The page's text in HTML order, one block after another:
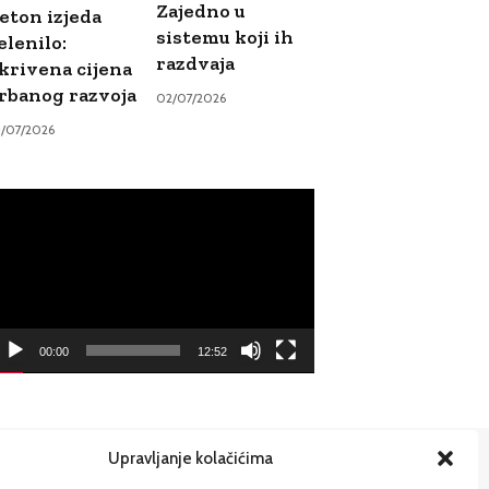
Upravljanje kolačićima
izjeda
cijena
razvoja
07/2026
Zajedno u
sistemu koji ih
razdvaja
02/07/2026
00:00 12:52